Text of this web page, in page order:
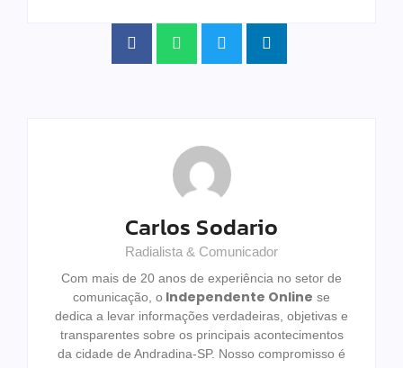
Carlos Sodario
Radialista & Comunicador
Com mais de 20 anos de experiência no setor de
comunicação, o Independente Online se
dedica a levar informações verdadeiras, objetivas e
transparentes sobre os principais acontecimentos
da cidade de Andradina-SP. Nosso compromisso é